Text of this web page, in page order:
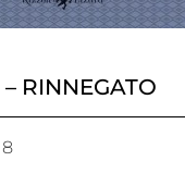
– RINNEGATO